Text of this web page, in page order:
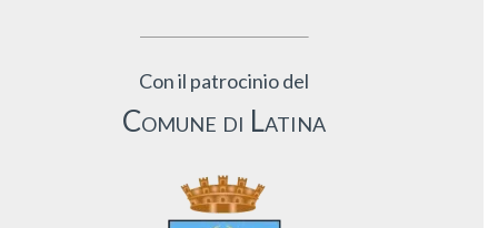
Con il patrocinio del
Comune di Latina